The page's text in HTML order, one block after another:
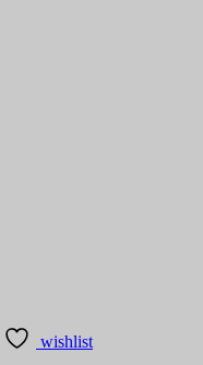
wishlist